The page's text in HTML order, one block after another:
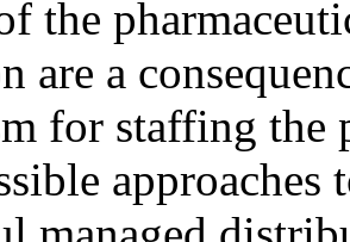
the
are a
for staffing the